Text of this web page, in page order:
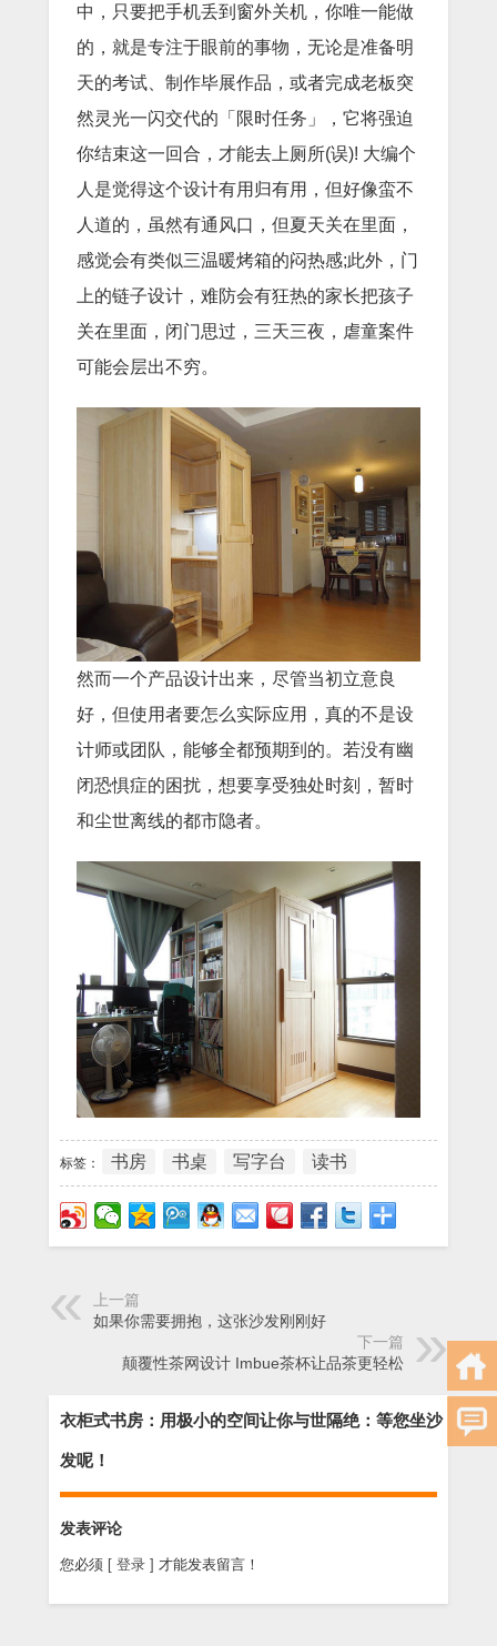
中，只要把手机丢到窗外关机，你唯一能做
的，就是专注于眼前的事物，无论是准备明
天的考试、制作毕展作品，或者完成老板突
然灵光一闪交代的「限时任务」，它将强迫
你结束这一回合，才能去上厕所(误)! 大编个
人是觉得这个设计有用归有用，但好像蛮不
人道的，虽然有通风口，但夏天关在里面，
感觉会有类似三温暖烤箱的闷热感;此外，门
上的链子设计，难防会有狂热的家长把孩子
关在里面，闭门思过，三天三夜，虐童案件
可能会层出不穷。
然而一个产品设计出来，尽管当初立意良
好，但使用者要怎么实际应用，真的不是设
计师或团队，能够全都预期到的。若没有幽
闭恐惧症的困扰，想要享受独处时刻，暂时
和尘世离线的都市隐者。
标签： 书房 书桌 写字台 读书
上一篇
如果你需要拥抱，这张沙发刚刚好
下一篇
颠覆性茶网设计 Imbue茶杯让品茶更轻松
衣柜式书房：用极小的空间让你与世隔绝：等您坐沙
发呢！
发表评论
您必须 [ 登录 ] 才能发表留言！